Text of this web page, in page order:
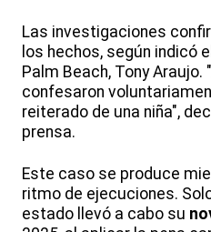
Las investigaciones
los hechos, según indicó
Palm Beach, Tony
confesaron
reiterado de una niña",
prensa.
Este caso se produce
ritmo de ejecuciones.
estado llevó a cabo su